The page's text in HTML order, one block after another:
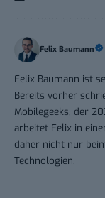
Felix Baumann
Felix Baumann ist
Bereits vorher
Mobilegeeks, der
arbeitet Felix in
daher nicht nur
Technologien.